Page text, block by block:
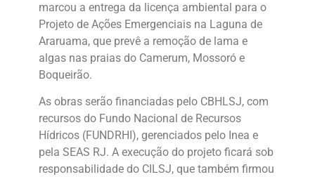
marcou a entrega da licença ambiental para o
Projeto de Ações Emergenciais na Laguna de
Araruama, que prevê a remoção de lama e
algas nas praias do Camerum, Mossoró e
Boqueirão.
As obras serão financiadas pelo CBHLSJ, com
recursos do Fundo Nacional de Recursos
Hídricos (FUNDRHI), gerenciados pelo Inea e
pela SEAS RJ. A execução do projeto ficará sob
responsabilidade do CILSJ, que também firmou